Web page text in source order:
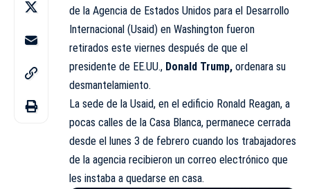
de la Agencia de Estados Unidos para el Desarrollo
Internacional (Usaid) en Washington fueron
retirados este viernes después de que el
presidente de EE.UU., Donald Trump, ordenara su
desmantelamiento.
La sede de la Usaid, en el edificio Ronald Reagan, a
pocas calles de la Casa Blanca, permanece cerrada
desde el lunes 3 de febrero cuando los trabajadores
de la agencia recibieron un correo electrónico que
les instaba a quedarse en casa.